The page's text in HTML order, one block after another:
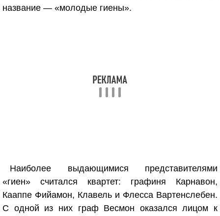
название — «молодые гиены».
Наиболее выдающимися представителями
«гиен» считался квартет: графиня Карнавон,
Кааппе Фийамон, Клавель и Флесса Вартенслебен.
С одной из них граф Весмон оказался лицом к